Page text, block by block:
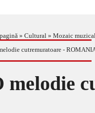
» Cultural » Mozaic
melodie